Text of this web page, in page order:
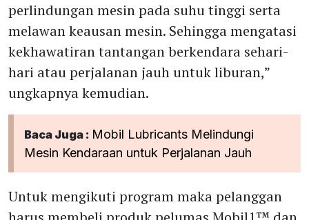
perlindungan mesin pada suhu tinggi serta
melawan keausan mesin. Sehingga mengatasi
kekhawatiran tantangan berkendara sehari-
hari atau perjalanan jauh untuk liburan,”
ungkapnya kemudian.
Baca Juga : Mobil Lubricants Melindungi
Mesin Kendaraan untuk Perjalanan Jauh
Untuk mengikuti program maka pelanggan